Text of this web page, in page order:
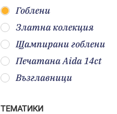
Гоблени
Златна колекция
Щампирани гоблени
Печатана Aida 14ct
Възглавници
ТЕМАТИКИ